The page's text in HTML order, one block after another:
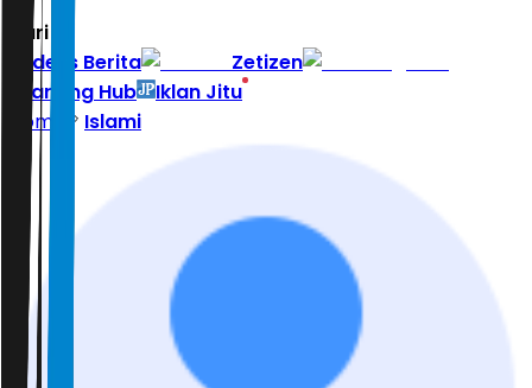
Hari ini
Indeks Berita
Zetizen
Learning Hub
Iklan Jitu
Home
Islami